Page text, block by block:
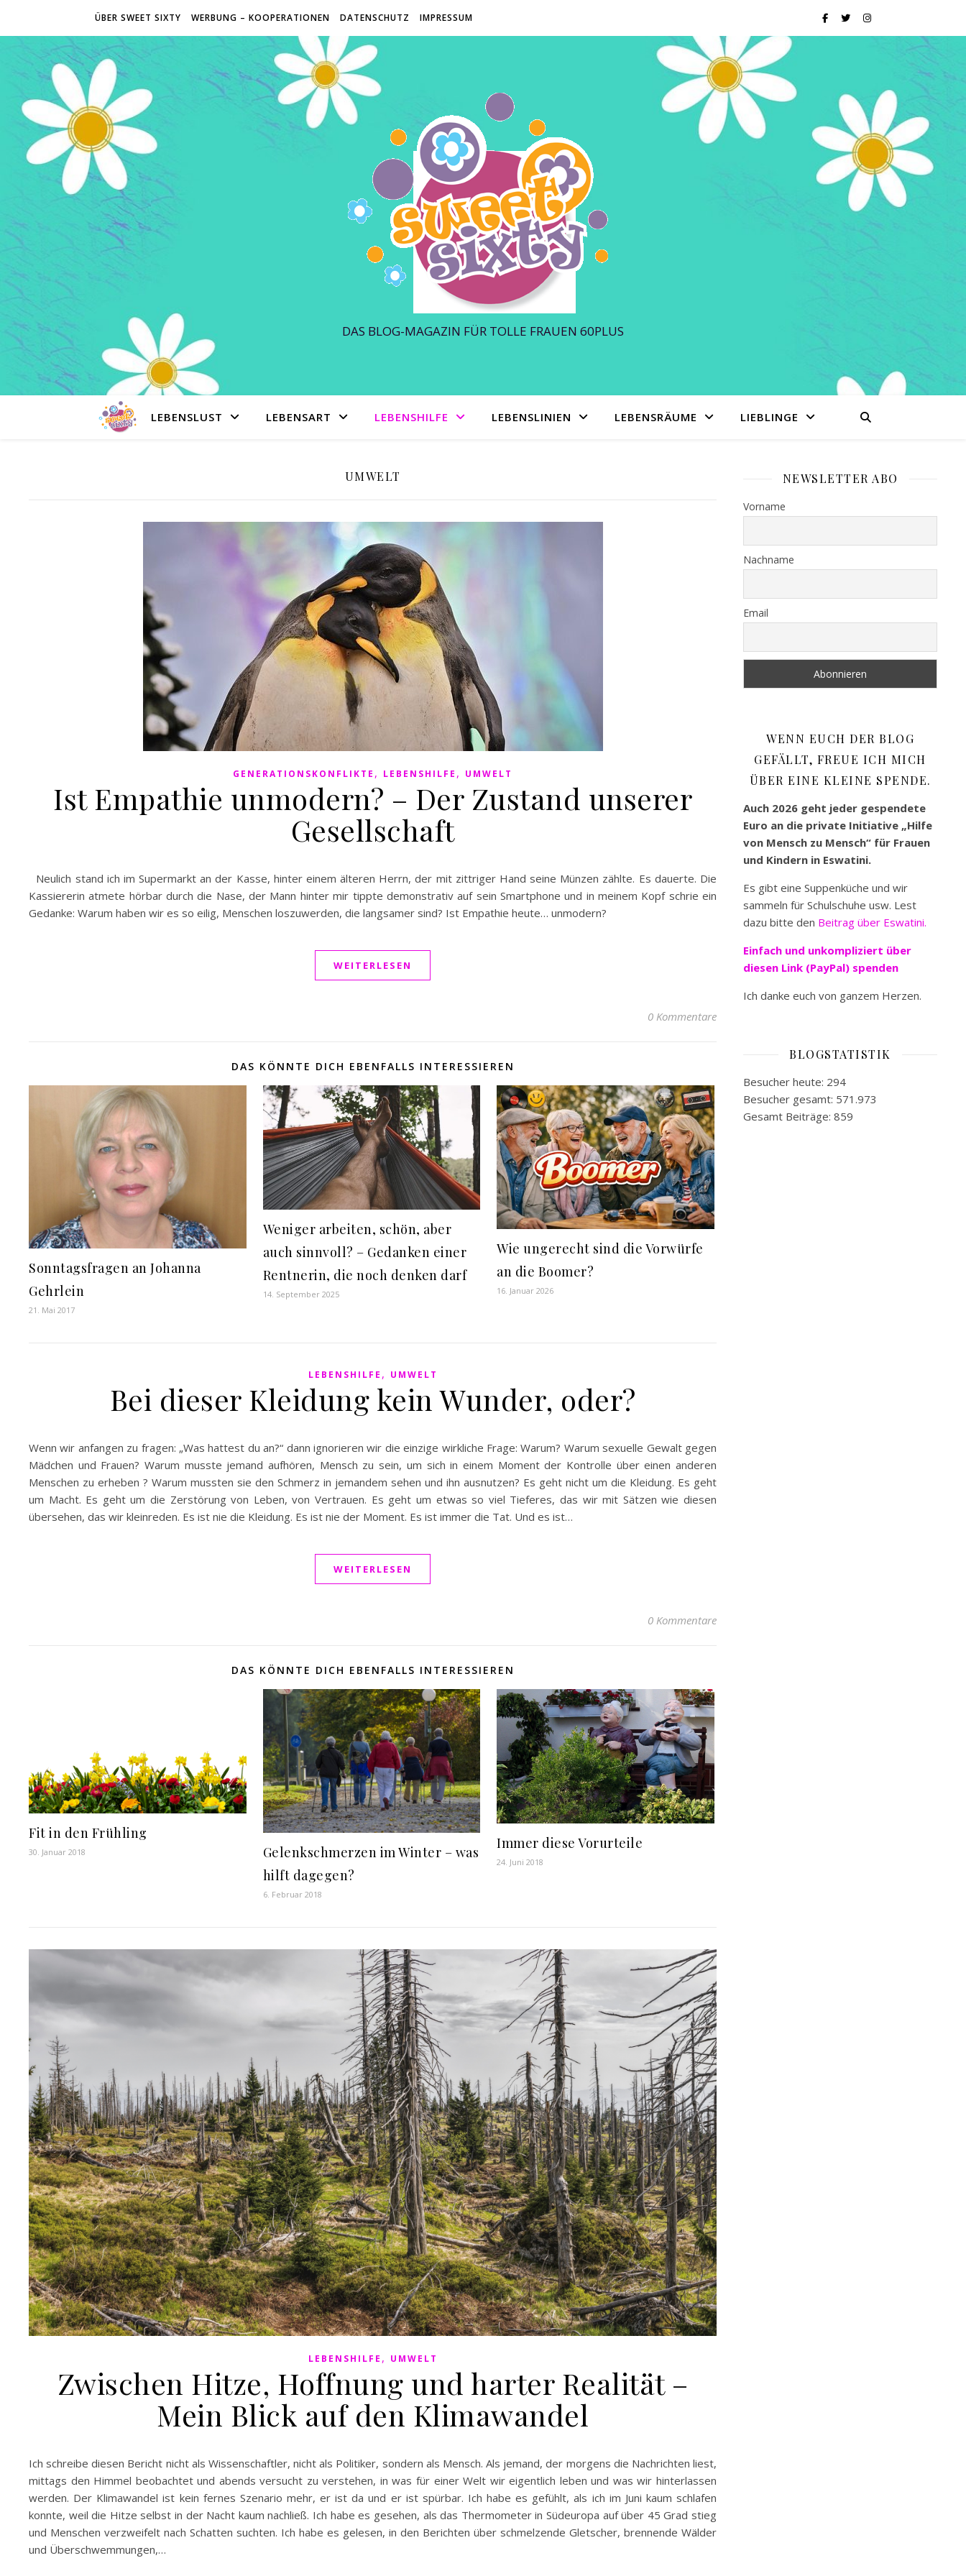
ÜBER SWEET SIXTY WERBUNG – KOOPERATIONEN DATENSCHUTZ IMPRESSUM
DAS BLOG-MAGAZIN FÜR TOLLE FRAUEN 60PLUS
LEBENSLUST LEBENSART LEBENSHILFE LEBENSLINIEN LEBENSRÄUME LIEBLINGE
UMWELT
GENERATIONSKONFLIKTE , LEBENSHILFE , UMWELT
Ist Empathie unmodern? – Der Zustand unserer
Gesellschaft
Neulich stand ich im Supermarkt an der Kasse, hinter einem älteren Herrn, der mit zittriger Hand seine Münzen zählte. Es dauerte. Die
Kassiererin atmete hörbar durch die Nase, der Mann hinter mir tippte demonstrativ auf sein Smartphone und in meinem Kopf schrie ein
Gedanke: Warum haben wir es so eilig, Menschen loszuwerden, die langsamer sind? Ist Empathie heute… unmodern?
WEITERLESEN
0 Kommentare
DAS KÖNNTE DICH EBENFALLS INTERESSIEREN
Sonntagsfragen an Johanna
Gehrlein
21. Mai 2017
Weniger arbeiten, schön, aber
auch sinnvoll? – Gedanken einer
Rentnerin, die noch denken darf
14. September 2025
Wie ungerecht sind die Vorwürfe
an die Boomer?
16. Januar 2026
LEBENSHILFE , UMWELT
Bei dieser Kleidung kein Wunder, oder?
Wenn wir anfangen zu fragen: „Was hattest du an?“ dann ignorieren wir die einzige wirkliche Frage: Warum? Warum sexuelle Gewalt gegen
Mädchen und Frauen? Warum musste jemand aufhören, Mensch zu sein, um sich in einem Moment der Kontrolle über einen anderen
Menschen zu erheben ? Warum mussten sie den Schmerz in jemandem sehen und ihn ausnutzen? Es geht nicht um die Kleidung. Es geht
um Macht. Es geht um die Zerstörung von Leben, von Vertrauen. Es geht um etwas so viel Tieferes, das wir mit Sätzen wie diesen
übersehen, das wir kleinreden. Es ist nie die Kleidung. Es ist nie der Moment. Es ist immer die Tat. Und es ist…
WEITERLESEN
0 Kommentare
DAS KÖNNTE DICH EBENFALLS INTERESSIEREN
Fit in den Frühling
30. Januar 2018
Gelenkschmerzen im Winter – was
hilft dagegen?
6. Februar 2018
Immer diese Vorurteile
24. Juni 2018
LEBENSHILFE , UMWELT
Zwischen Hitze, Hoffnung und harter Realität –
Mein Blick auf den Klimawandel
Ich schreibe diesen Bericht nicht als Wissenschaftler, nicht als Politiker, sondern als Mensch. Als jemand, der morgens die Nachrichten liest,
mittags den Himmel beobachtet und abends versucht zu verstehen, in was für einer Welt wir eigentlich leben und was wir hinterlassen
werden. Der Klimawandel ist kein fernes Szenario mehr, er ist da und er ist spürbar. Ich habe es gefühlt, als ich im Juni kaum schlafen
konnte, weil die Hitze selbst in der Nacht kaum nachließ. Ich habe es gesehen, als das Thermometer in Südeuropa auf über 45 Grad stieg
und Menschen verzweifelt nach Schatten suchten. Ich habe es gelesen, in den Berichten über schmelzende Gletscher, brennende Wälder
und Überschwemmungen,…
NEWSLETTER ABO
Vorname
Nachname
Email
WENN EUCH DER BLOG
GEFÄLLT, FREUE ICH MICH
ÜBER EINE KLEINE SPENDE.
Auch 2026 geht jeder gespendete
Euro an die private Initiative „Hilfe
von Mensch zu Mensch“ für Frauen
und Kindern in Eswatini.
Es gibt eine Suppenküche und wir
sammeln für Schulschuhe usw. Lest
dazu bitte den Beitrag über Eswatini.
Einfach und unkompliziert über
diesen Link (PayPal) spenden
Ich danke euch von ganzem Herzen.
BLOGSTATISTIK
Besucher heute: 294
Besucher gesamt: 571.973
Gesamt Beiträge: 859